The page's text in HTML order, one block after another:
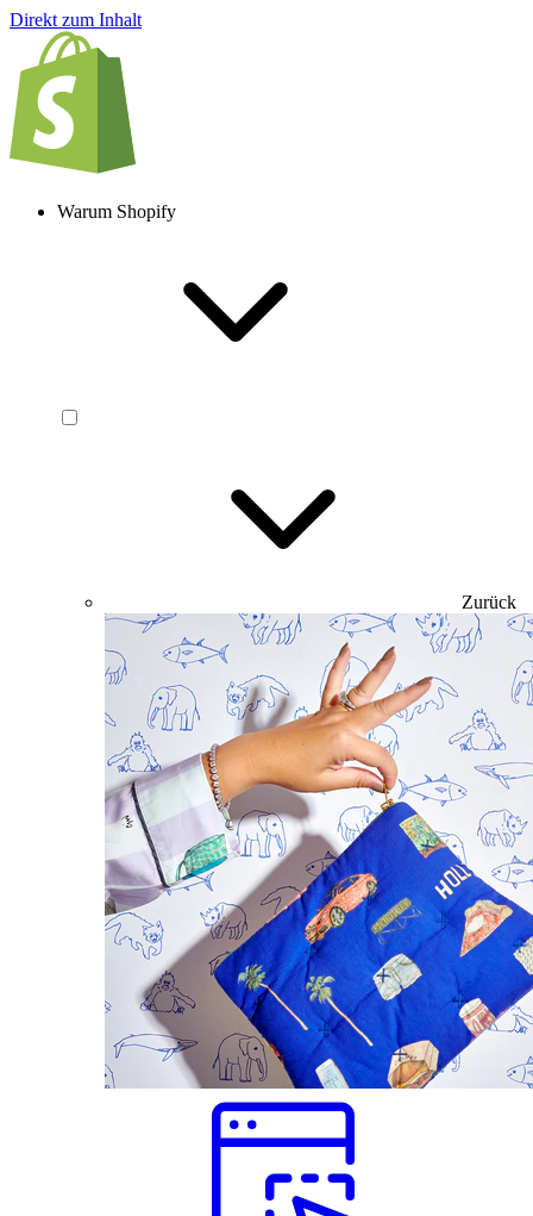
Direkt zum Inhalt
Warum Shopify
Zurück